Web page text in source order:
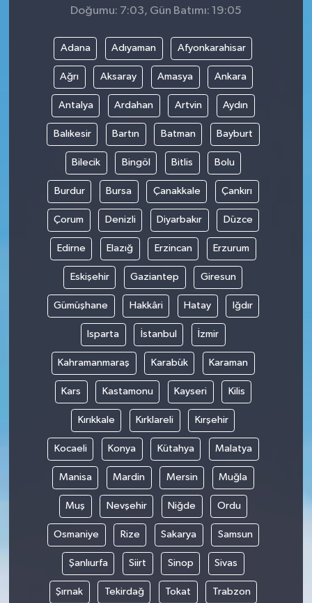
Doğumu: 7:03, Gün Batımı: 19:05
Adana Adıyaman Afyonkarahisar
Ağrı Aksaray Amasya Ankara
Antalya Ardahan Artvin Aydın
Balıkesir Bartın Batman Bayburt
Bilecik Bingöl Bitlis Bolu
Burdur Bursa Çanakkale Çankırı
Çorum Denizli Diyarbakır Düzce
Edirne Elazığ Erzincan Erzurum
Eskişehir Gaziantep Giresun
Gümüşhane Hakkâri Hatay Iğdır
Isparta İstanbul İzmir
Kahramanmaraş Karabük Karaman
Kars Kastamonu Kayseri Kilis
Kırıkkale Kırklareli Kırşehir
Kocaeli Konya Kütahya Malatya
Manisa Mardin Mersin Muğla
Muş Nevşehir Niğde Ordu
Osmaniye Rize Sakarya Samsun
Şanlıurfa Siirt Sinop Sivas
Şırnak Tekirdağ Tokat Trabzon